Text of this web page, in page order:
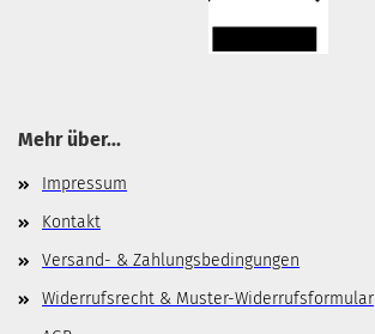
Mehr über...
Impressum
Kontakt
Versand- & Zahlungsbedingungen
Widerrufsrecht & Muster-Widerrufsformular